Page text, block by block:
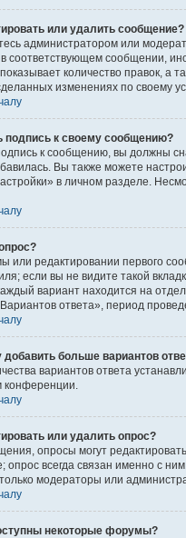
или удалить сообщение?
администратором или
в соответствующем сообщении,
количество правок, а
изменениях по своему
подпись к своему сообщению?
к сообщению, вы должны
Вы также можете
в личном разделе.
или редактировании первого
если вы не видите такой
вариант находится на
ответа», период
больше вариантов
вариантов ответа
или удалить опрос?
опросы могут
опрос всегда связан именно с
модераторы или
некоторые форумы?